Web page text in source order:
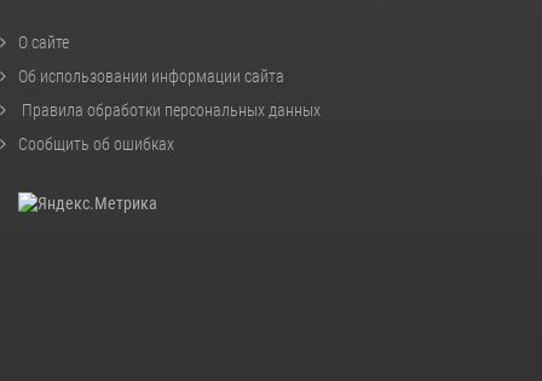
О сайте
Об использовании информации сайта
Правила обработки персональных данных
Сообщить об ошибках